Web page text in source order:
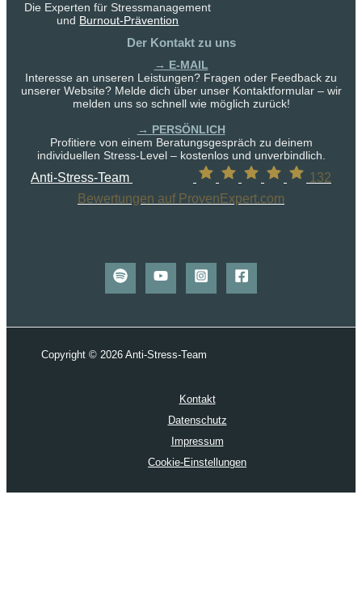
Die Experten für Stressmanagement
und Burnout-Prävention
Der Kontakt zu uns
→ E-MAIL
Interesse an unseren Leistungen? Fragen oder Feedback zu
unserer Website? Melde dich über unser Kontaktformular – wir
melden uns so schnell wie möglich zurück!
→ PERSÖNLICH
Profitiere von einem Beratungsgespräch zu deinem
individuellen Stress-Level – kostenlos und unverbindlich.
Anti-Stress-Team
132
Bewertungen auf ProvenExpert.com
Copyright © 2026 Anti-Stress-Team
Kontakt
Datenschutz
Impressum
Cookie-Einstellungen